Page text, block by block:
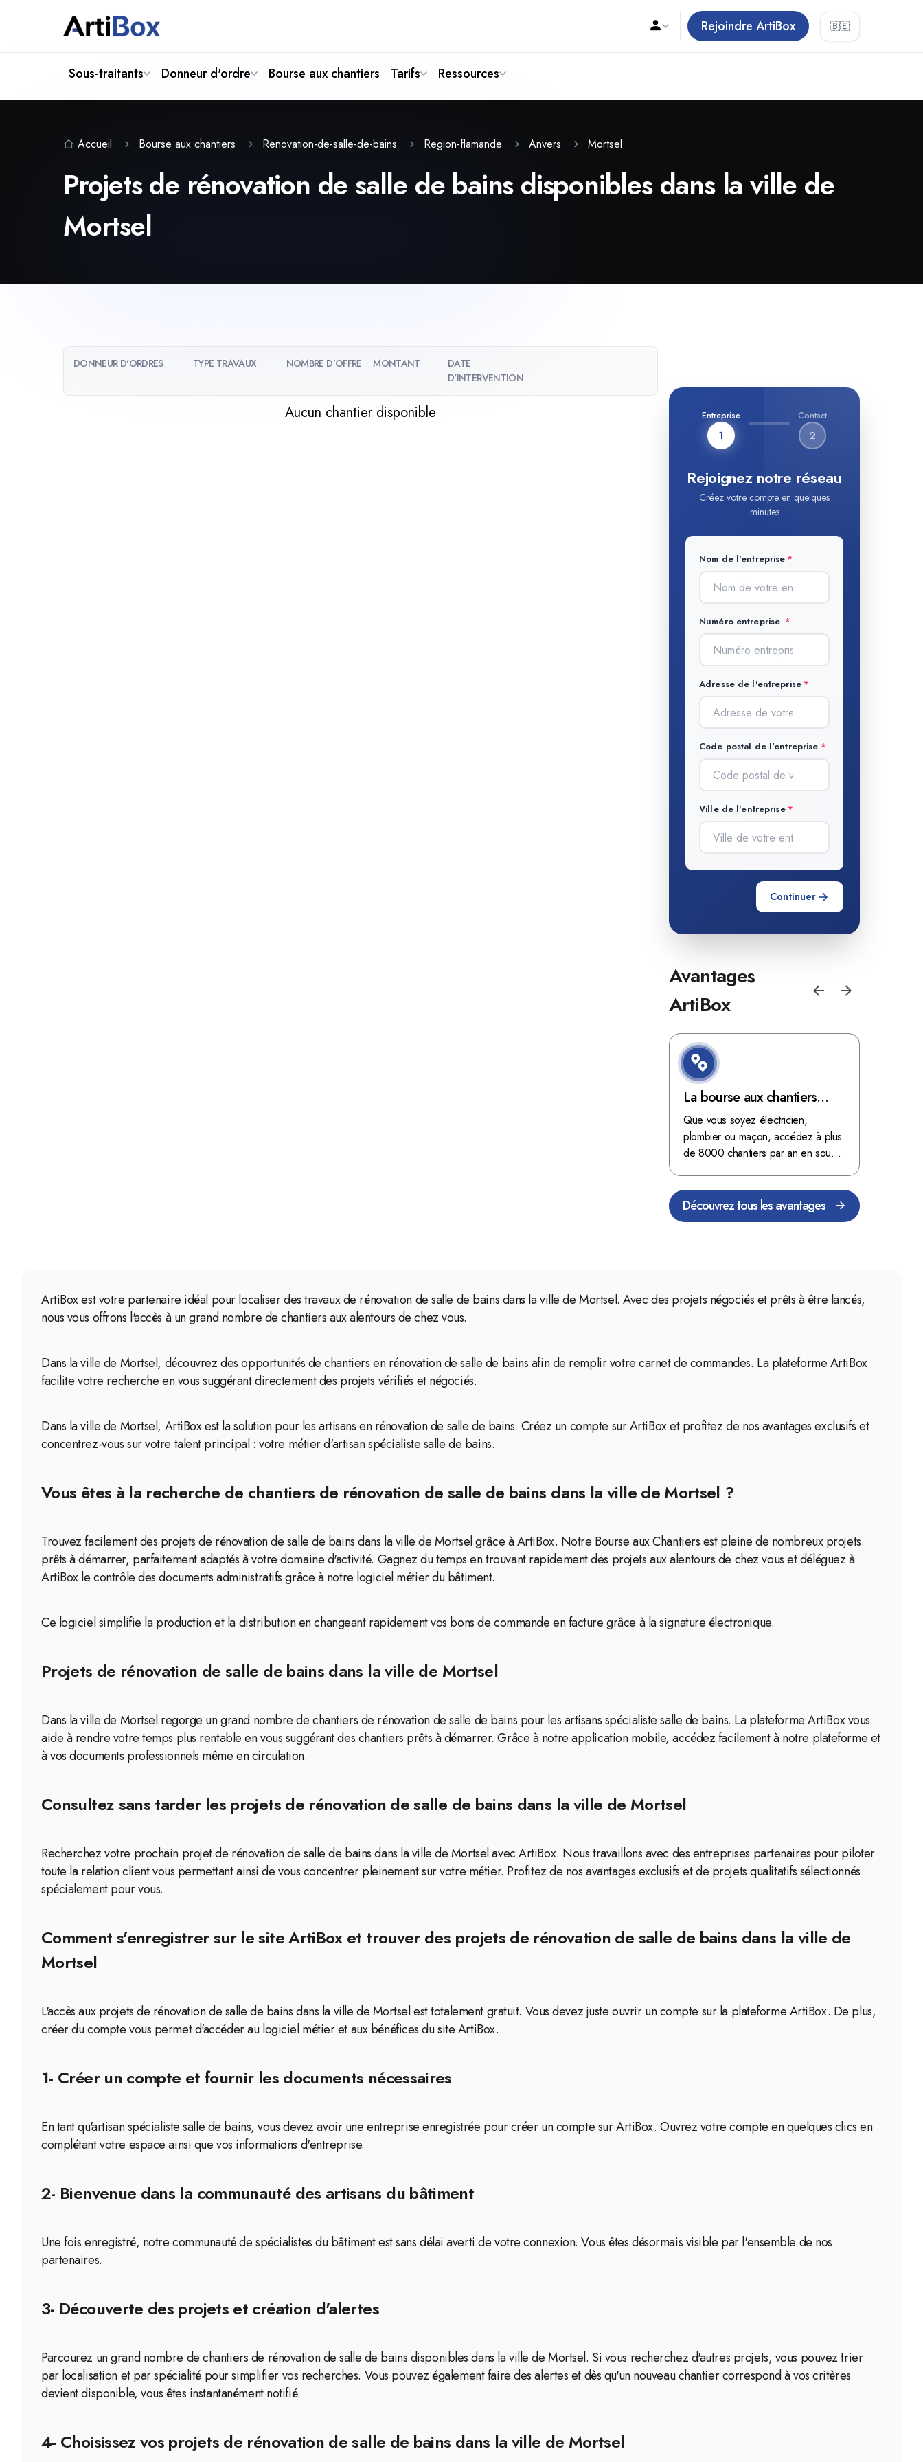
Rejoindre ArtiBox 🇧🇪
Sous-traitants Donneur d'ordre Bourse aux chantiers Tarifs Ressources
Accueil Bourse aux chantiers Renovation-de-salle-de-bains Region-flamande Anvers Mortsel
Projets de rénovation de salle de bains disponibles dans la ville de
Mortsel
DONNEUR D'ORDRES TYPE TRAVAUX NOMBRE D’OFFRE MONTANT
DATE
D'INTERVENTION
Aucun chantier disponible Entreprise
1
Contact
2
Rejoignez notre réseau
Créez votre compte en quelques
minutes
Nom de l'entreprise
Numéro entreprise
Adresse de l'entreprise
Code postal de l'entreprise
Ville de l'entreprise
Continuer
Avantages
ArtiBox
La bourse aux chantiers
d'ArtiBox Belgique, véritable
mine d'or !
Que vous soyez électricien,
plombier ou maçon, accédez à plus
de 8000 chantiers par an en sous-
Découvrez tous les avantages
ArtiBox est votre partenaire idéal pour localiser des travaux de rénovation de salle de bains dans la ville de Mortsel. Avec des projets négociés et prêts à être lancés,
nous vous offrons l'accès à un grand nombre de chantiers aux alentours de chez vous.
Dans la ville de Mortsel, découvrez des opportunités de chantiers en rénovation de salle de bains afin de remplir votre carnet de commandes. La plateforme ArtiBox
facilite votre recherche en vous suggérant directement des projets vérifiés et négociés.
Dans la ville de Mortsel, ArtiBox est la solution pour les artisans en rénovation de salle de bains. Créez un compte sur ArtiBox et profitez de nos avantages exclusifs et
concentrez-vous sur votre talent principal : votre métier d'artisan spécialiste salle de bains.
Vous êtes à la recherche de chantiers de rénovation de salle de bains dans la ville de Mortsel ?
Trouvez facilement des projets de rénovation de salle de bains dans la ville de Mortsel grâce à ArtiBox. Notre Bourse aux Chantiers est pleine de nombreux projets
prêts à démarrer, parfaitement adaptés à votre domaine d'activité. Gagnez du temps en trouvant rapidement des projets aux alentours de chez vous et déléguez à
ArtiBox le contrôle des documents administratifs grâce à notre logiciel métier du bâtiment.
Ce logiciel simplifie la production et la distribution en changeant rapidement vos bons de commande en facture grâce à la signature électronique.
Projets de rénovation de salle de bains dans la ville de Mortsel
Dans la ville de Mortsel regorge un grand nombre de chantiers de rénovation de salle de bains pour les artisans spécialiste salle de bains. La plateforme ArtiBox vous
aide à rendre votre temps plus rentable en vous suggérant des chantiers prêts à démarrer. Grâce à notre application mobile, accédez facilement à notre plateforme et
à vos documents professionnels même en circulation.
Consultez sans tarder les projets de rénovation de salle de bains dans la ville de Mortsel
Recherchez votre prochain projet de rénovation de salle de bains dans la ville de Mortsel avec ArtiBox. Nous travaillons avec des entreprises partenaires pour piloter
toute la relation client vous permettant ainsi de vous concentrer pleinement sur votre métier. Profitez de nos avantages exclusifs et de projets qualitatifs sélectionnés
spécialement pour vous.
Comment s'enregistrer sur le site ArtiBox et trouver des projets de rénovation de salle de bains dans la ville de
Mortsel
L'accès aux projets de rénovation de salle de bains dans la ville de Mortsel est totalement gratuit. Vous devez juste ouvrir un compte sur la plateforme ArtiBox. De plus,
créer du compte vous permet d'accéder au logiciel métier et aux bénéfices du site ArtiBox.
1- Créer un compte et fournir les documents nécessaires
En tant qu'artisan spécialiste salle de bains, vous devez avoir une entreprise enregistrée pour créer un compte sur ArtiBox. Ouvrez votre compte en quelques clics en
complétant votre espace ainsi que vos informations d'entreprise.
2- Bienvenue dans la communauté des artisans du bâtiment
Une fois enregistré, notre communauté de spécialistes du bâtiment est sans délai averti de votre connexion. Vous êtes désormais visible par l'ensemble de nos
partenaires.
3- Découverte des projets et création d'alertes
Parcourez un grand nombre de chantiers de rénovation de salle de bains disponibles dans la ville de Mortsel. Si vous recherchez d'autres projets, vous pouvez trier
par localisation et par spécialité pour simplifier vos recherches. Vous pouvez également faire des alertes et dès qu'un nouveau chantier correspond à vos critères
devient disponible, vous êtes instantanément notifié.
4- Choisissez vos projets de rénovation de salle de bains dans la ville de Mortsel